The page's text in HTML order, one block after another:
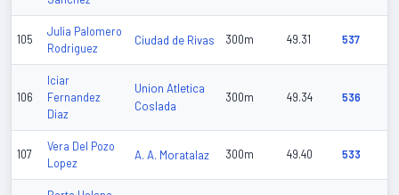
105
Julia Palomero
Rodriguez
Ciudad de Rivas 300m 49.31 537
106
Iciar
Fernandez
Diaz
Union Atletica
Coslada
300m 49.34 536
107
Vera Del Pozo
Lopez
A. A. Moratalaz 300m 49.40 533